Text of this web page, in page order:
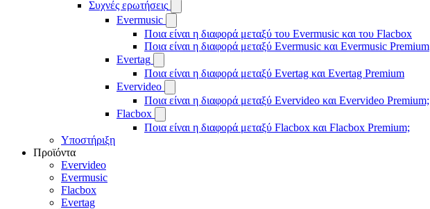
Συχνές ερωτήσεις
Evermusic
Ποια είναι η διαφορά μεταξύ του Evermusic και του Flacbox
Ποια είναι η διαφορά μεταξύ Evermusic και Evermusic Premium
Evertag
Ποια είναι η διαφορά μεταξύ Evertag και Evertag Premium
Evervideo
Ποια είναι η διαφορά μεταξύ Evervideo και Evervideo Premium;
Flacbox
Ποια είναι η διαφορά μεταξύ Flacbox και Flacbox Premium;
Υποστήριξη
Προϊόντα
Evervideo
Evermusic
Flacbox
Evertag